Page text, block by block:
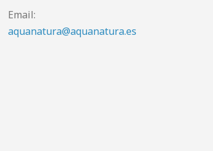
Email:
aquanatura@aquanatura.es